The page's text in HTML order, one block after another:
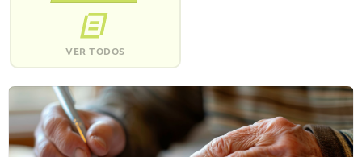
VER TODOS